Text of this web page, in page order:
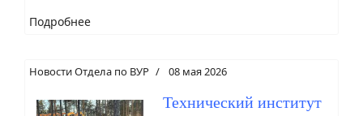
Подробнее
Новости Отдела по ВУР 08 мая 2026
Технический институт